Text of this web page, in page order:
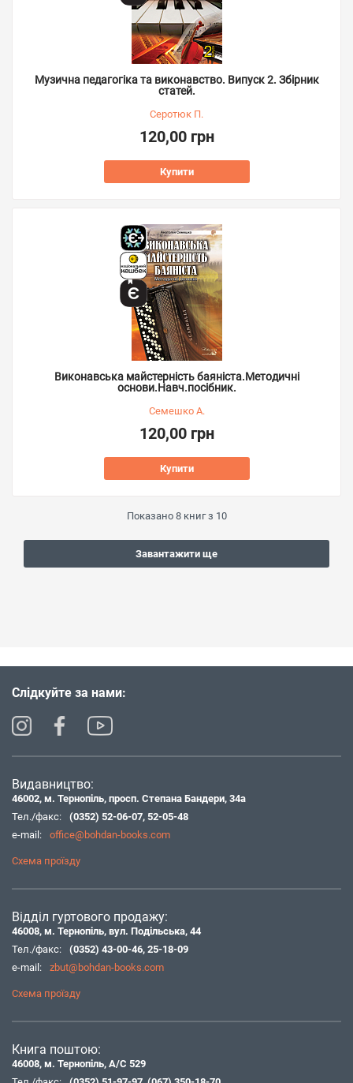
Музична педагогіка та виконавство. Випуск 2. Збірник
статей.
Серотюк П.
120,00 грн
Купити
Виконавська майстерність баяніста.Методичні
основи.Навч.посібник.
Семешко А.
120,00 грн
Купити
Показано 8книг з 10
Завантажити ще
Слідкуйте за нами:
Видавництво:
46002, м. Тернопіль, просп. Степана Бандери, 34а
Тел./факс:
(0352) 52-06-07, 52-05-48
e-mail:
office@bohdan-books.com
Схема проїзду
Відділ гуртового продажу:
46008, м. Тернопіль, вул. Подільська, 44
Тел./факс:
(0352) 43-00-46, 25-18-09
e-mail:
zbut@bohdan-books.com
Схема проїзду
Книга поштою:
46008, м. Тернопіль, А/С 529